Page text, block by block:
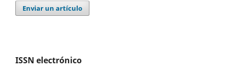
Enviar un artículo
ISSN electrónico